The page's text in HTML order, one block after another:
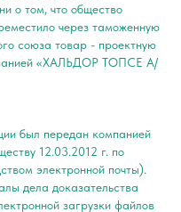
о том, что общество
через таможенную
союза товар - проектную
«ХАЛЬДОР ТОПСЕ А/
был передан компанией
12.03.2012 г. по
электронной почты).
дела доказательства
загрузки файлов